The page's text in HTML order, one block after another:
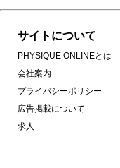
サイトについて
PHYSIQUE ONLINEとは
会社案内
プライバシーポリシー
広告掲載について
求人